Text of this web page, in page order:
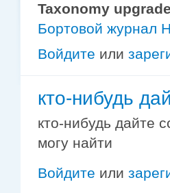
Taxonomy
Бортовой журнал
Войдите или
кто-нибудь
кто-нибудь дайте
могу найти
Войдите или